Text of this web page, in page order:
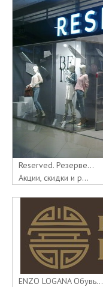
Reserved. Резерве...
Акции, скидки и р...
ENZO LOGANA Обувь...